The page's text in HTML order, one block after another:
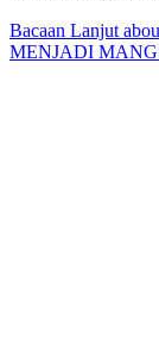
Bacaan Lanjut
MENJADI